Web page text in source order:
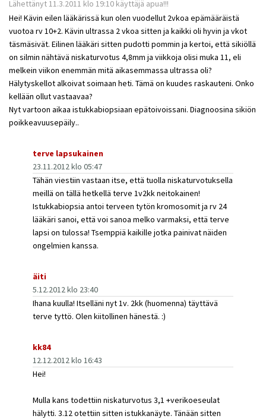
Lähettänyt 11.3.2011 klo 19:10 käyttäjä apua!!!
Hei! Kävin eilen lääkärissä kun olen vuodellut 2vkoa epämääräistä
vuotoa rv 10+2. Kävin ultrassa 2 vkoa sitten ja kaikki oli hyvin ja vkot
täsmäsivät. Eilinen lääkäri sitten pudotti pommin ja kertoi, että sikiöllä
on silmin nähtävä niskaturvotus 4,8mm ja viikkoja olisi muka 11, eli
melkein viikon enemmän mitä aikasemmassa ultrassa oli?
Hälytyskellot alkoivat soimaan heti. Tämä on kuudes raskauteni. Onko
kellään ollut vastaavaa?
Nyt vartoon aikaa istukkabiopsiaan epätoivoissani. Diagnoosina sikiön
poikkeavuusepäily..
terve lapsukainen
23.11.2012 klo 05:47
Tähän viestiin vastaan itse, että tuolla niskaturvotuksella
meillä on tällä hetkellä terve 1v2kk neitokainen!
Istukkabiopsia antoi terveen tytön kromosomit ja rv 24
lääkäri sanoi, että voi sanoa melko varmaksi, että terve
lapsi on tulossa! Tsemppiä kaikille jotka painivat näiden
ongelmien kanssa.
äiti
5.12.2012 klo 23:40
Ihana kuulla! Itselläni nyt 1v. 2kk (huomenna) täyttävä
terve tyttö. Olen kiitollinen hänestä. :)
kk84
12.12.2012 klo 16:43
Hei!
Mulla kans todettiin niskaturvotus 3,1 +verikoeseulat
hälytti. 3.12 otettiin sitten istukkanäyte. Tänään sitten